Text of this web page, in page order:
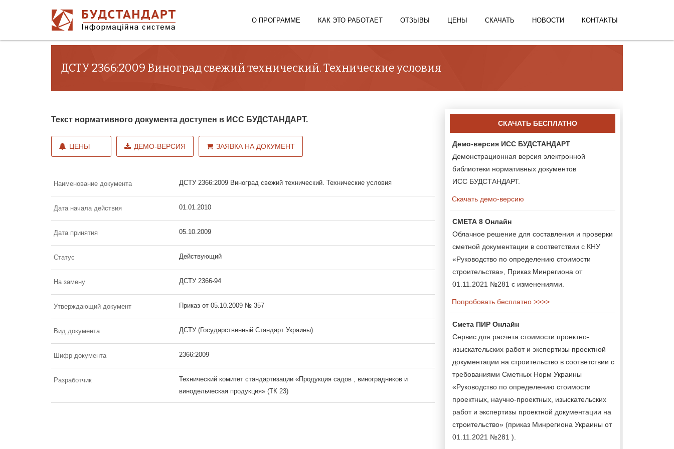
О ПРОГРАММЕ КАК ЭТО РАБОТАЕТ ОТЗЫВЫ ЦЕНЫ СКАЧАТЬ НОВОСТИ КОНТАКТЫ
ДСТУ 2366:2009 Виноград свежий технический. Технические условия
Текст нормативного документа доступен в ИСС БУДСТАНДАРТ.
ЦЕНЫ ДЕМО-ВЕРСИЯ ЗАЯВКА НА ДОКУМЕНТ
Наименование документа ДСТУ 2366:2009 Виноград свежий технический. Технические условия
Дата начала действия 01.01.2010
Дата принятия 05.10.2009
Статус Действующий
На замену ДСТУ 2366-94
Утверждающий документ Приказ от 05.10.2009 № 357
Вид документа ДСТУ (Государственный Стандарт Украины)
Шифр документа 2366:2009
Разработчик
Технический комитет стандартизации «Продукция садов , виноградников и
винодельческая продукция» (ТК 23)
СКАЧАТЬ БЕСПЛАТНО
Демо-версия ИСС БУДСТАНДАРТ
Демонстрационная версия электронной
библиотеки нормативных документов
ИСС БУДСТАНДАРТ.
Скачать демо-версию
СМЕТА 8 Онлайн
Облачное решение для составления и проверки
сметной документации в соответствии с КНУ
«Руководство по определению стоимости
строительства», Приказ Минрегиона от
01.11.2021 №281 с изменениями.
Попробовать бесплатно >>>>
Смета ПИР Онлайн
Сервис для расчета стоимости проектно-
изыскательских работ и экспертизы проектной
документации на строительство в соответствии с
требованиями Сметных Норм Украины
«Руководство по определению стоимости
проектных, научно-проектных, изыскательских
работ и экспертизы проектной документации на
строительство» (приказ Минрегиона Украины от
01.11.2021 №281 ).